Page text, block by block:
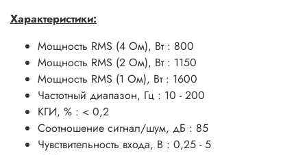
Характеристики:
Мощность RMS (4 Ом), Вт : 800
Мощность RMS (2 Ом), Вт : 1150
Мощность RMS (1 Ом), Вт : 1600
Частотный диапазон, Гц : 10 - 200
КГИ, % : < 0,2
Соотношение сигнал/шум, дБ : 85
Чувствительность входа, В : 0,25 - 5